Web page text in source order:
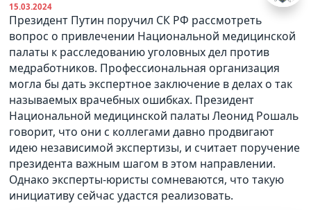
15.03.2024
Президент Путин поручил СК РФ рассмотреть
вопрос о привлечении Национальной медицинской
палаты к расследованию уголовных дел против
медработников. Профессиональная организация
могла бы дать экспертное заключение в делах о так
называемых врачебных ошибках. Президент
Национальной медицинской палаты Леонид Рошаль
говорит, что они с коллегами давно продвигают
идею независимой экспертизы, и считает поручение
президента важным шагом в этом направлении.
Однако эксперты-юристы сомневаются, что такую
инициативу сейчас удастся реализовать.